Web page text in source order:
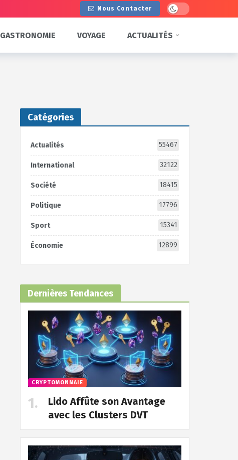
Nous Contacter Dark mode
GASTRONOMIE VOYAGE ACTUALITÉS
Catégories
Actualités 55467
International 32122
Société 18415
Politique 17796
Sport 15341
Économie 12899
Dernières Tendances
CRYPTOMONNAIE
Lido Affûte son Avantage
avec les Clusters DVT